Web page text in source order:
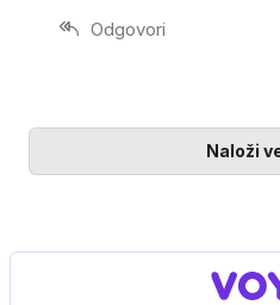
Odgovori
Naloži